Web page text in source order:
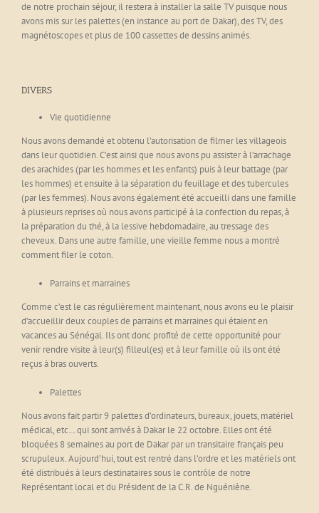
de notre prochain séjour, il restera à installer la salle TV puisque nous
avons mis sur les palettes (en instance au port de Dakar), des TV, des
magnétoscopes et plus de 100 cassettes de dessins animés.
DIVERS
Vie quotidienne
Nous avons demandé et obtenu l’autorisation de filmer les villageois
dans leur quotidien. C’est ainsi que nous avons pu assister à l’arrachage
des arachides (par les hommes et les enfants) puis à leur battage (par
les hommes) et ensuite à la séparation du feuillage et des tubercules
(par les femmes). Nous avons également été accueilli dans une famille
à plusieurs reprises où nous avons participé à la confection du repas, à
la préparation du thé, à la lessive hebdomadaire, au tressage des
cheveux. Dans une autre famille, une vieille femme nous a montré
comment filer le coton.
Parrains et marraines
Comme c’est le cas régulièrement maintenant, nous avons eu le plaisir
d’accueillir deux couples de parrains et marraines qui étaient en
vacances au Sénégal. Ils ont donc profité de cette opportunité pour
venir rendre visite à leur(s) filleul(es) et à leur famille où ils ont été
reçus à bras ouverts.
Palettes
Nous avons fait partir 9 palettes d’ordinateurs, bureaux, jouets, matériel
médical, etc… qui sont arrivés à Dakar le 22 octobre. Elles ont été
bloquées 8 semaines au port de Dakar par un transitaire français peu
scrupuleux. Aujourd’hui, tout est rentré dans l’ordre et les matériels ont
été distribués à leurs destinataires sous le contrôle de notre
Représentant local et du Président de la C.R. de Nguéniène.